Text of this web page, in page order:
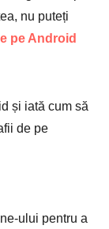
nu puteți
pe Android
și iată cum să
de pe
ului pentru a